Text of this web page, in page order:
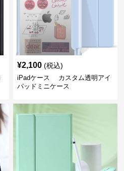
¥2,100 (税込)
iPadケース カスタム透明アイ
パッドミニケース